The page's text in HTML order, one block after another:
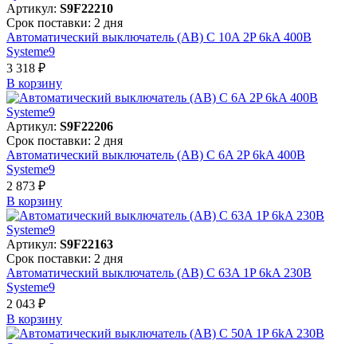
Артикул: S9F22210
Срок поставки: 2 дня
Автоматический выключатель (АВ) C 10A 2P 6kA 400В
Systeme9
3 318 ₽
В корзинy
Артикул: S9F22206
Срок поставки: 2 дня
Автоматический выключатель (АВ) C 6A 2P 6kA 400В
Systeme9
2 873 ₽
В корзинy
Артикул: S9F22163
Срок поставки: 2 дня
Автоматический выключатель (АВ) C 63A 1P 6kA 230В
Systeme9
2 043 ₽
В корзинy